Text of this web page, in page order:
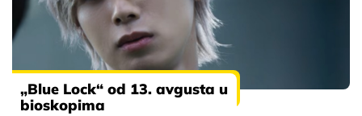
„Blue Lock“ od 13. avgusta u
bioskopima